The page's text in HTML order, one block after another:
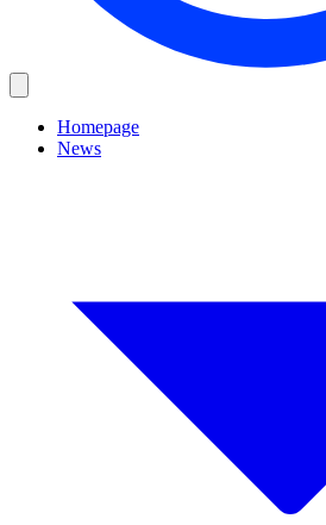
Homepage
News